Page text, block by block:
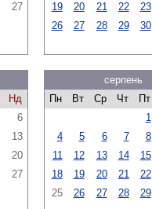
27
19
20 21 22 23
26
27 28 29 30
Нд
6
13
20
27
серпень
Пн
Вт Ср Чт Пт
1
4
5 6 7 8
11
12 13 14 15
18
19 20 21 22
25
26 27 28 29